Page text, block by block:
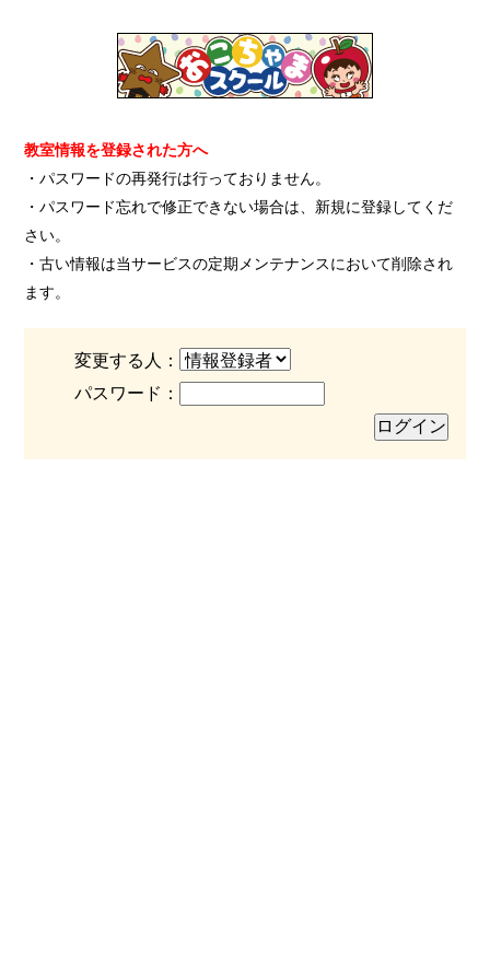
教室情報を登録された方へ
・パスワードの再発行は行っておりません。
・パスワード忘れで修正できない場合は、新規に登録してくだ
さい。
・古い情報は当サービスの定期メンテナンスにおいて削除され
ます。
変更する人：
パスワード：